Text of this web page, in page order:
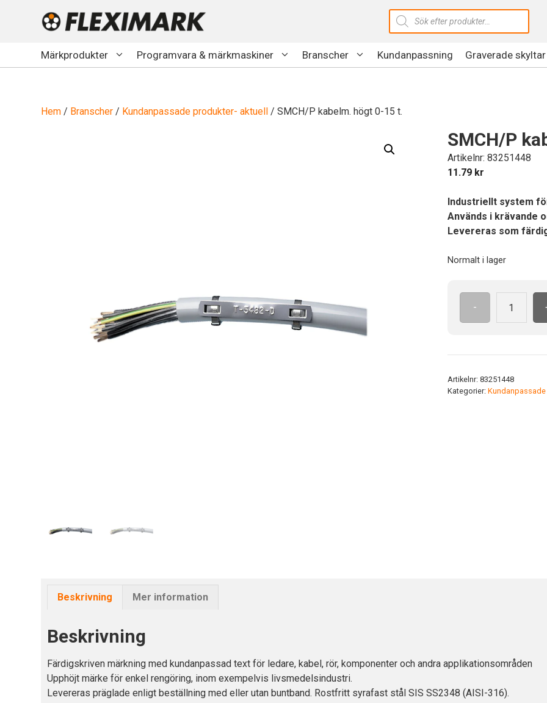
Produktsökning
Märkprodukter Programvara & märkmaskiner Branscher Kundanpassning Graverade skyltar
Hem / Branscher / Kundanpassade produkter- aktuell / SMCH/P kabelm. högt 0-15 t.
SMCH/P
Artikelnr: 83251448
11.79 kr
Industriellt system
Används i krävande
Levereras som
Normalt i lager
-
0-
t.
Artikelnr: 83251448
Kategorier: Kundanpassade
Beskrivning Mer information
Beskrivning
Färdigskriven märkning med kundanpassad text för ledare, kabel, rör, komponenter och andra applikationsområden
Upphöjt märke för enkel rengöring, inom exempelvis livsmedelsindustri.
Levereras präglade enligt beställning med eller utan buntband. Rostfritt syrafast stål SIS SS2348 (AISI-316).